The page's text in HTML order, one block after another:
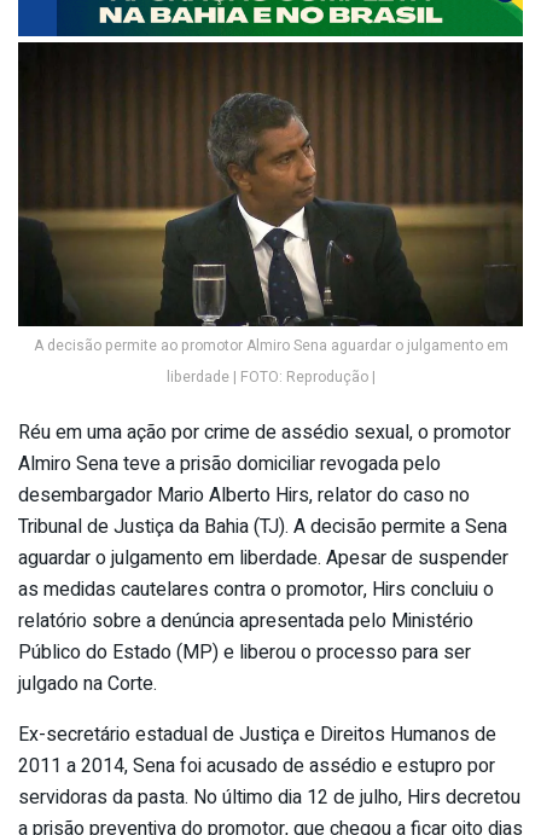
A decisão permite ao promotor Almiro Sena aguardar o julgamento em
liberdade | FOTO: Reprodução |
Réu em uma ação por crime de assédio sexual, o promotor
Almiro Sena teve a prisão domiciliar revogada pelo
desembargador Mario Alberto Hirs, relator do caso no
Tribunal de Justiça da Bahia (TJ). A decisão permite a Sena
aguardar o julgamento em liberdade. Apesar de suspender
as medidas cautelares contra o promotor, Hirs concluiu o
relatório sobre a denúncia apresentada pelo Ministério
Público do Estado (MP) e liberou o processo para ser
julgado na Corte.
Ex-secretário estadual de Justiça e Direitos Humanos de
2011 a 2014, Sena foi acusado de assédio e estupro por
servidoras da pasta. No último dia 12 de julho, Hirs decretou
a prisão preventiva do promotor, que chegou a ficar oito dias